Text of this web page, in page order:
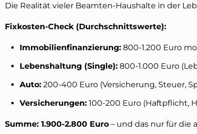
Die Realität vieler Beamten-Haushalte in der
Fixkosten-Check (Durchschnittswerte):
Immobilienfinanzierung: 800-1.200 Euro
Lebenshaltung (Single): 800-1.000 Euro
Auto: 200-400 Euro (Versicherung, Steuer,
Versicherungen: 100-200 Euro (Haftpflicht,
Summe: 1.900-2.800 Euro – und das nur für die